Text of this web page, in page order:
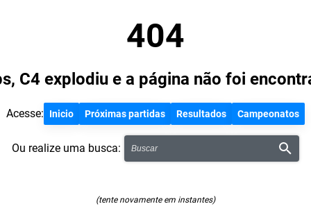
404
C4 explodiu e a página não foi
Acesse: Inicio Próximas partidas Resultados Campeonatos
Ou realize uma busca:
(tente novamente em instantes)